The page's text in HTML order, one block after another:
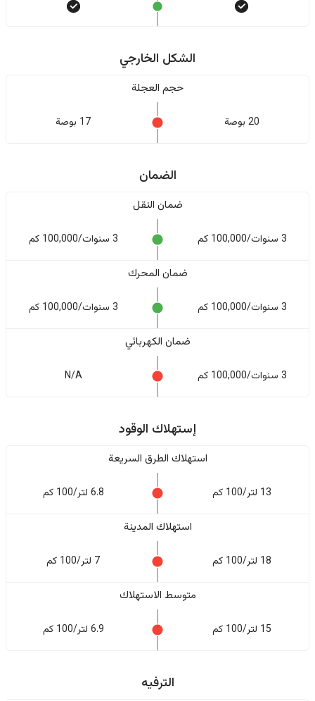
الشكل الخارجي
حجم العجلة
20 بوصة 17 بوصة
الضمان
ضمان النقل
3 سنوات/100,000 كم 3 سنوات/100,000 كم
ضمان المحرك
3 سنوات/100,000 كم 3 سنوات/100,000 كم
ضمان الكهربائي
3 سنوات/100,000 كم N/A
إستهلاك الوقود
استهلاك الطرق السريعة
13 لتر/100 كم 6.8 لتر/100 كم
استهلاك المدينة
18 لتر/100 كم 7 لتر/100 كم
متوسط الاستهلاك
15 لتر/100 كم 6.9 لتر/100 كم
الترفيه